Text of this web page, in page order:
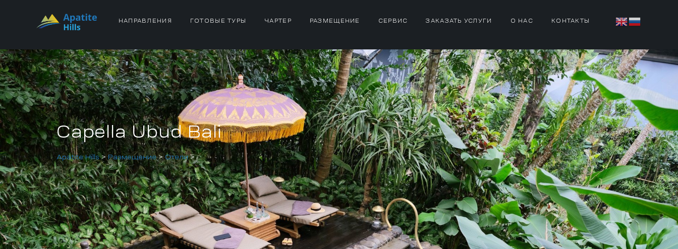
НАПРАВЛЕНИЯ ГОТОВЫЕ ТУРЫ ЧАРТЕР РАЗМЕЩЕНИЕ СЕРВИС ЗАКАЗАТЬ УСЛУГИ О НАС КОНТАКТЫ
Capella Ubud Bali
Apatite Hills>Размещение>Отели>